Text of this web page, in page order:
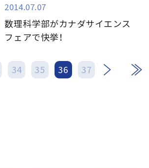
2014.07.07
数理科学部がカナダサイエンス
フェアで快挙！
34 35 36 37
次 最後